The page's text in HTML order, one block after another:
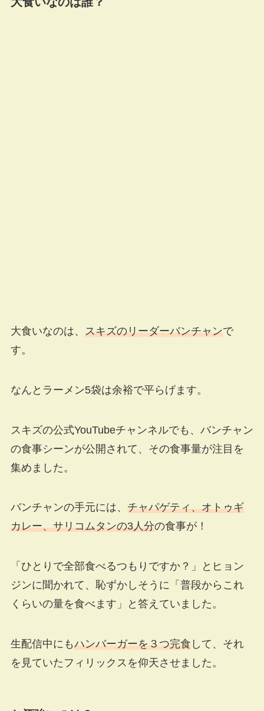
大食いなのは、 スキズのリーダーバンチャンで
す。
なんとラーメン5袋は余裕で平らげます。
スキズの公式YouTubeチャンネルでも、バンチャン
の食事シーンが公開されて、その食事量が注目を
集めました。
バンチャンの手元には、 チャパゲティ、オトゥギ
カレー、サリコムタンの3人分の食事が！
「ひとりで全部食べるつもりですか？」とヒョン
ジンに聞かれて、恥ずかしそうに「普段からこれ
くらいの量を食べます」と答えていました。
生配信中にもハンバーガーを３つ完食して、それ
を見ていたフィリックスを仰天させました。